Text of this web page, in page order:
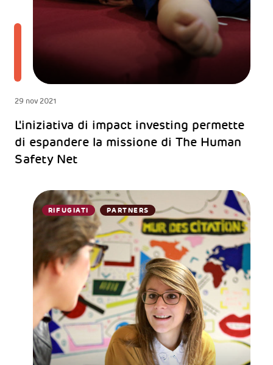
29 nov 2021
L'iniziativa di impact investing permette
di espandere la missione di The Human
Safety Net
RIFUGIATI PARTNERS